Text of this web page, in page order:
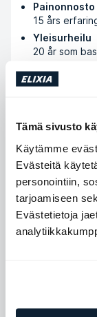
Tämä sivusto
Käytämme
Evästeitä
personointiin,
tarjoamiseen
Evästetietoja
Painonnosto
15 års
Yleisurheilu
20 år som
Universitetet
Tiistai